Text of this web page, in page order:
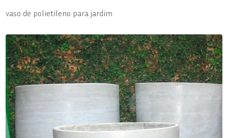
vaso de polietileno para jardim